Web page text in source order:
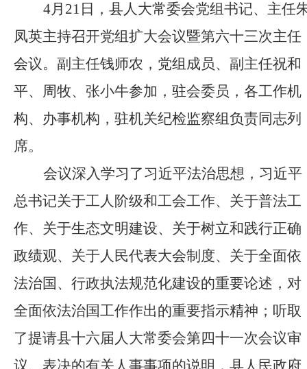
4月21日，县人大常委会党组书记、主任
凤英主持召开党组扩大会议暨第六十三次主任
会议。副主任钱师农，党组成员、副主任祝和
平、周牧、张小牛参加， 驻会委员，各工作机
构、办事机构，驻机关纪检监察组负责同志列
席。
会议深入学习了习近平法治思想，习近平
总书记关于工人阶级和工会工作、关于普法工
作、关于生态文明建设、关于树立和践行正确
政绩观、关于人民代表大会制度、关于全面依
法治国、行政执法规范化建设的重要论述，对
全面依法治国工作作出的重要指示精神；听取
了提请县十六届人大常委会第四十一次会议审
议、表决的有关人事事项的说明，县人民政府